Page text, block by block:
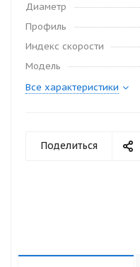
Диаметр
Профиль
Индекс скорости
Модель
Все характеристики
Поделиться